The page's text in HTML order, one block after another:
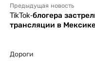
Предыдущая новость
TikTok-блогера
трансляции в
Дороги